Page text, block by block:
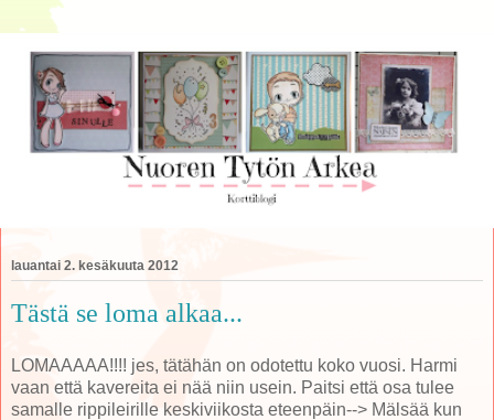
lauantai 2. kesäkuuta 2012
Tästä se loma alkaa...
LOMAAAAA!!!! jes, tätähän on odotettu koko vuosi. Harmi
vaan että kavereita ei nää niin usein. Paitsi että osa tulee
samalle rippileirille keskiviikosta eteenpäin--> Mälsää kun